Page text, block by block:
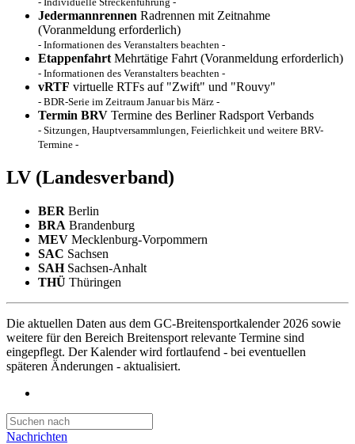
Jedermannrennen Radrennen mit Zeitnahme
(Voranmeldung erforderlich)
- Informationen des Veranstalters beachten -
Etappenfahrt Mehrtätige Fahrt (Voranmeldung erforderlich)
- Informationen des Veranstalters beachten -
vRTF virtuelle RTFs auf "Zwift" und "Rouvy"
- BDR-Serie im Zeitraum Januar bis März -
Termin BRV Termine des Berliner Radsport Verbands
- Sitzungen, Hauptversammlungen, Feierlichkeit und weitere BRV-
Termine -
LV (Landesverband)
BER Berlin
BRA Brandenburg
MEV Mecklenburg-Vorpommern
SAC Sachsen
SAHSachsen-Anhalt
THÜ Thüringen
Die aktuellen Daten aus dem GC-Breitensportkalender 2026 sowie
weitere für den Bereich Breitensport relevante Termine sind
eingepflegt. Der Kalender wird fortlaufend - bei eventuellen
späteren Änderungen - aktualisiert.
Nachrichten